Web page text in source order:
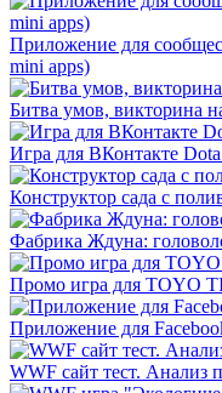
Приложение для
mini apps)
Битва умов, викторина
Игра для ВКонтакте
Конструктор сада с
Фабрика Ждуна:
Промо игра для TOYO
Приложение для
WWF сайт тест. Анализ